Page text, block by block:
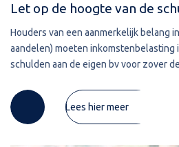
Let op de hoogte van de
Houders van een aanmerkelijk belang
aandelen) moeten inkomstenbelasting
schulden aan de eigen bv voor zover
Lees hier meer